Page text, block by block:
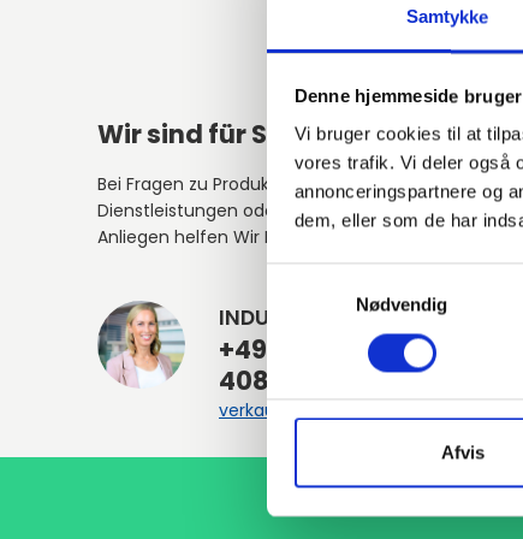
Samtykke
Denne hjemmeside
Vi bruger cookies til at
vores trafik. Vi deler også
annonceringspartnere og
dem, eller som de har
Nødvendig
Afvis
Wir sind für Sie da!
Bei Fragen zu Produkten,
Dienstleistungen oder anderen
Anliegen helfen Wir Ihnen gerne weiter.
INDURA DE
+49
4087406700
verkauf@indura.de